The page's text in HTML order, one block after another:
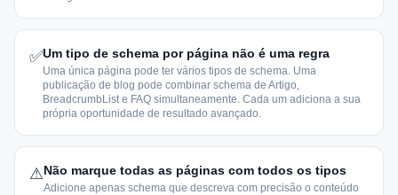
✅Um tipo de schema por página não é uma regra
Uma única página pode ter vários tipos de schema. Uma
publicação de blog pode combinar schema de Artigo,
BreadcrumbList e FAQ simultaneamente. Cada um adiciona a sua
própria oportunidade de resultado avançado.
⚠Não marque todas as páginas com todos os tipos
Adicione apenas schema que descreva com precisão o conteúdo